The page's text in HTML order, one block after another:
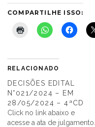
COMPARTILHE ISSO:
RELACIONADO
DECISÕES EDITAL
N°021/2024 – EM
28/05/2024 – 4ªCD
Click no link abaixo e
acesse a ata de julgamento.